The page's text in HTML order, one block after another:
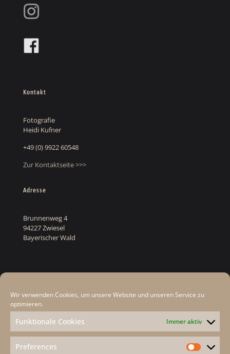
Wir verwenden Cookies, um unsere Website und unseren Service zu
optimieren.
Funktionale Cookies Immer aktiv
Preferences
Kontakt
Fotografie
Heidi Kufner
+49 (0) 9922 60548
Zur Kontaktseite >>>
Adresse
Brunnenweg 4
94227 Zwiesel
Bayerischer Wald
Datenschutz
Cookie-Hinweis
Impressum